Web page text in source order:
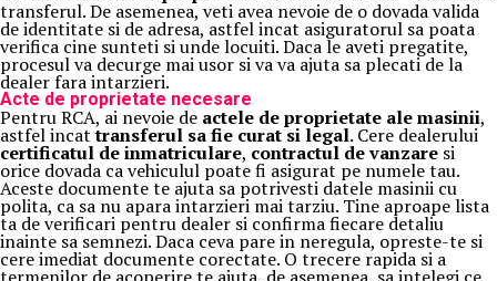
transferul. De asemenea, veti avea nevoie de o dovada valida
de identitate si de adresa, astfel incat asiguratorul sa poata
verifica cine sunteti si unde locuiti. Daca le aveti pregatite,
procesul va decurge mai usor si va va ajuta sa plecati de la
dealer fara intarzieri.
Acte de proprietate necesare
Pentru RCA, ai nevoie de actele de proprietate ale masinii,
astfel incattransferul sa fie curat si legal. Cere dealerului
certificatul de inmatriculare, contractul de vanzare si
orice dovada ca vehiculul poate fi asigurat pe numele tau.
Aceste documente te ajuta sa potrivesti datele masinii cu
polita, ca sa nu apara intarzieri mai tarziu. Tine aproape lista
ta de verificari pentru dealer si confirma fiecare detaliu
inainte sa semnezi. Daca ceva pare in neregula, opreste-te si
cere imediat documente corectate. O trecere rapida si a